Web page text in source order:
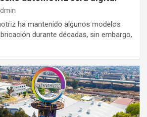
ha mantenido algunos modelos
durante décadas, sin embargo,